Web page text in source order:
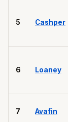
5 Cashper
6 Loaney
7 Avafin